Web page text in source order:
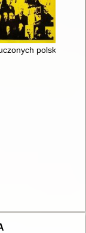
mafii do
polskich: 51